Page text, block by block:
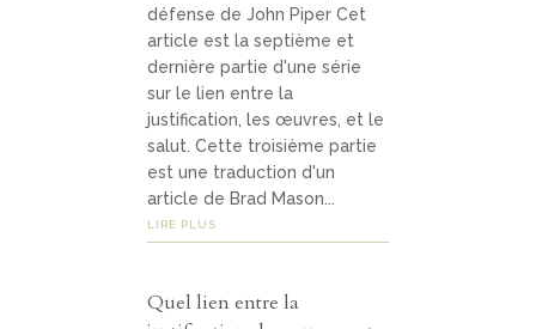
défense de John Piper Cet
article est la septième et
dernière partie d'une série
sur le lien entre la
justification, les œuvres, et le
salut. Cette troisième partie
est une traduction d'un
article de Brad Mason...
LIRE PLUS
Quel lien entre la